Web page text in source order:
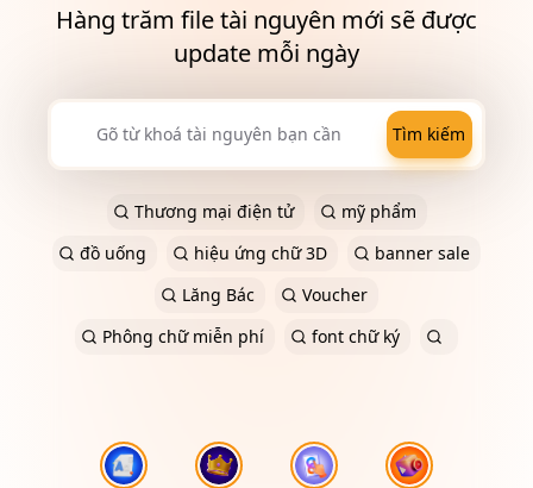
Hàng trăm file tài nguyên mới sẽ được
update mỗi ngày
Tìm kiếm
Thương mại điện tử
mỹ phẩm
đồ uống
hiệu ứng chữ 3D
banner sale
Lăng Bác
Voucher
Phông chữ miễn phí
font chữ ký